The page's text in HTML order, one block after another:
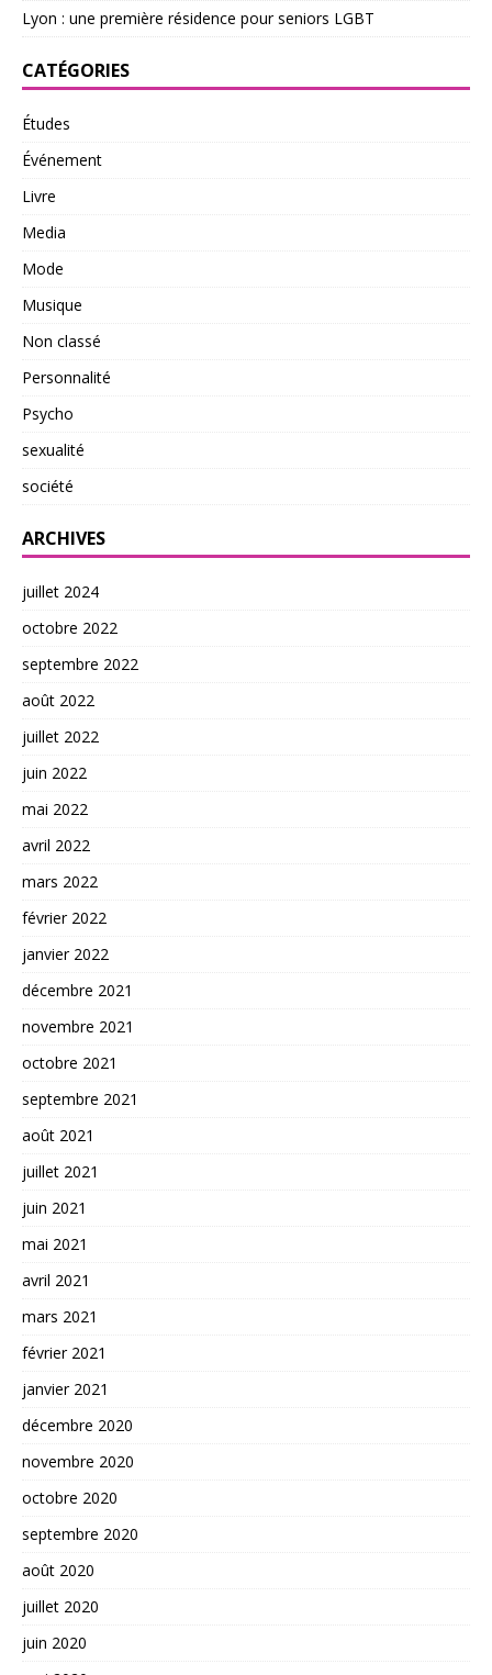
Lyon : une première résidence pour seniors LGBT
CATÉGORIES
Études
Événement
Livre
Media
Mode
Musique
Non classé
Personnalité
Psycho
sexualité
société
ARCHIVES
juillet 2024
octobre 2022
septembre 2022
août 2022
juillet 2022
juin 2022
mai 2022
avril 2022
mars 2022
février 2022
janvier 2022
décembre 2021
novembre 2021
octobre 2021
septembre 2021
août 2021
juillet 2021
juin 2021
mai 2021
avril 2021
mars 2021
février 2021
janvier 2021
décembre 2020
novembre 2020
octobre 2020
septembre 2020
août 2020
juillet 2020
juin 2020